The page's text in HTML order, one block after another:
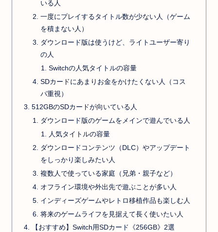
いる人
一度にプレイするタイトル数が少ない人（ゲーム
を積まない人）
ダウンロード版は使うけど、ライトユーザー寄り
の人
Switchの人気タイトルの容量
SDカードにあまりお金をかけたくない人（コス
パ重視）
512GBのSDカードが向いている人
ダウンロード版のゲームをメインで遊んでいる人
人気タイトルの容量
ダウンロードコンテンツ（DLC）やアップデート
をしっかり楽しみたい人
複数人で使っている家庭（兄弟・親子など）
オフライン環境や外出先で遊ぶことが多い人
インディーズゲームやレトロ移植作品も楽しむ人
将来のゲームライフを見据えて長く使いたい人
【おすすめ】Switch用SDカード《256GB》2選